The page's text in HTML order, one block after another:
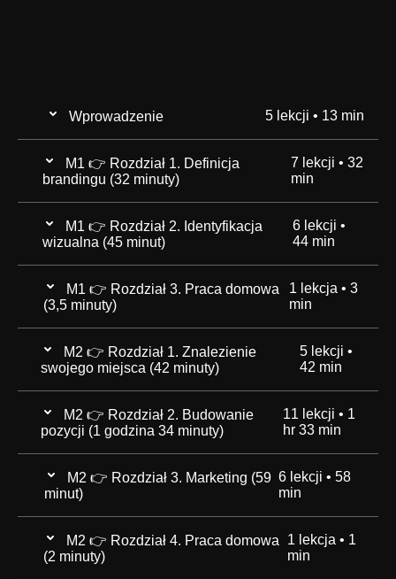
Wprowadzenie 5 lekcji • 13 min
1. Ważne info organizacyjne 04:18
2. Cześć 00:56
3. Treść kursu
4. O kursantkach i kursantach 01:58
5. Pliki robocze
M1 👉 Rozdział 1. Definicja
brandingu (32 minuty)
7 lekcji • 32
min
1.1 Definicja brandingu 06:35
1.2 Sedno pracy w brandingu
1.3 Zadania brandingu w biznesie 05:51
1.4 Branding a marketing 03:55
1.5 Branding dzisiaj
M1 👉 Rozdział 2. Identyfikacja
wizualna (45 minut)
6 lekcji •
44 min
2.1 Zadania identyfikacji wizualnej
2.2 Składowe identyfikacji wizualnej 04:01
2.3 Tworzenie contentu wizualnego 12:26
2.4 System i jego użytkownicy
2.5 Jaka powinna być dobra identyfikacja
M1 👉 Rozdział 3. Praca domowa
(3,5 minuty)
1 lekcja • 3
min
3.1 Praca domowa 03:36
M2 👉 Rozdział 1. Znalezienie
swojego miejsca (42 minuty)
5 lekcji •
42 min
1.1 Wprowadzenie 02:57
1.2 Miejsca na rynku pracy
1.3 Specjalizacja
M2 👉 Rozdział 2. Budowanie
pozycji (1 godzina 34 minuty)
11 lekcji • 1
hr 33 min
2.1 Challenge
2.2 Odpowiednie kompetencje
M2 👉 Rozdział 3. Marketing (59
minut)
6 lekcji • 58
min
3.1 Mindset
M2 👉 Rozdział 4. Praca domowa
(2 minuty)
1 lekcja • 1
min